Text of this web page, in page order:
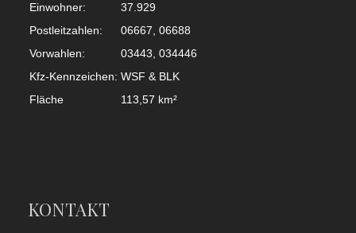
Einwohner:
37.929
Postleitzahlen:
06667, 06688
Vorwahlen:
03443, 034446
Kfz-Kennzeichen: WSF & BLK
Fläche
113,57 km²
KONTAKT